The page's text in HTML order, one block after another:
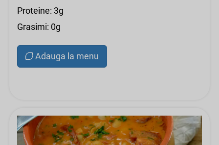
Proteine: 3g
Grasimi: 0g
Adauga la menu